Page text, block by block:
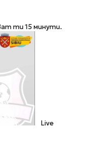
ти 15 минути.
Live